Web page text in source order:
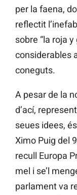
per la faena,
reflectit
sobre “la roja
considerables
coneguts.
A pesar de la
d’ací,
seues idees,
Ximo Puig del
recull Europa
mel i se’l
parlament va